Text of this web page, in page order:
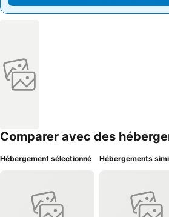
Comparer avec des
Hébergement sélectionné Hébergements